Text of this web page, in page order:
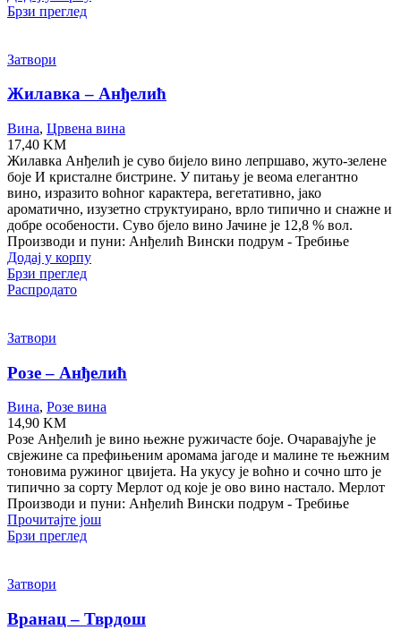
Брзи преглед
Затвори
Жилавка – Анђелић
Вина, Црвена вина
17,40 KM
Жилавка Анђелић је суво бијело вино лепршаво, жуто-зелене
боје И кристалне бистрине. У питању је веома елегантно
вино, изразито воћног карактера, вегетативно, јако
ароматично, изузетно структуирано, врло типично и снажне и
добре особености. Суво бјело вино Јачине је 12,8 % вол.
Производи и пуни: Анђелић Вински подрум - Требиње
Додај у корпу
Брзи преглед
Распродато
Затвори
Розе – Анђелић
Вина, Розе вина
14,90 KM
Розе Анђелић је вино њежне ружичасте боје. Очаравајуће је
свјежине са префињеним аромама јагоде и малине те њежним
тоновима ружиног цвијета. На укусу је воћно и сочно што је
типично за сорту Мерлот од које је ово вино настало. Мерлот
Производи и пуни: Анђелић Вински подрум - Требиње
Прочитајте још
Брзи преглед
Затвори
Вранац – Тврдош